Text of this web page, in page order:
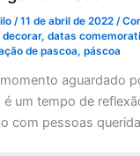
/11 de abril de 2022/
decorar,datas
de pascoa,páscoa
aguardado
é um tempo de
com pessoas